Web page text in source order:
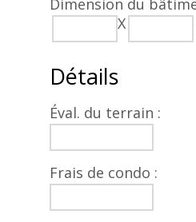
Dimension du
X
Détails
Éval. du terrain :
Frais de condo :